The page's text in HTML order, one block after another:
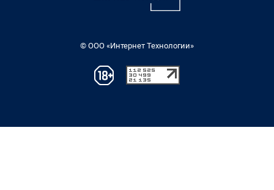
© ООО «Интернет Технологии»